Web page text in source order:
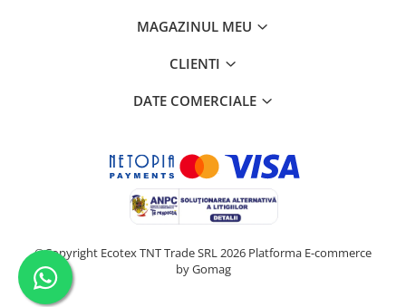
MAGAZINUL MEU
CLIENTI
DATE COMERCIALE
©Copyright Ecotex TNT Trade SRL 2026 Platforma E-commerce
by Gomag